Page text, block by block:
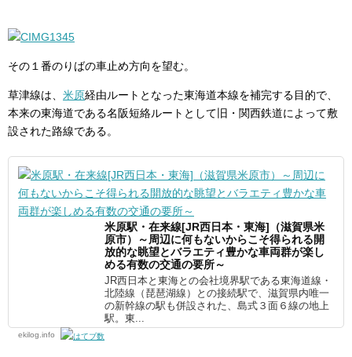
その１番のりばの車止め方向を望む。
草津線は、 米原経由ルートとなった東海道本線を補完する目的で、
本来の東海道である名阪短絡ルートとして旧・関西鉄道によって敷
設された路線である。
米原駅・在来線[JR西日本・東海]（滋賀県米
原市）～周辺に何もないからこそ得られる開
放的な眺望とバラエティ豊かな車両群が楽し
める有数の交通の要所～
JR西日本と東海との会社境界駅である東海道線・
北陸線（琵琶湖線）との接続駅で、滋賀県内唯一
の新幹線の駅も併設された、島式３面６線の地上
駅。東...
ekilog.info